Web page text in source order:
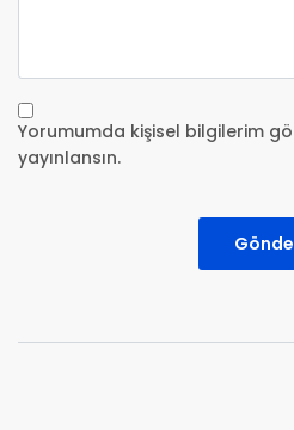
Yorumumda kişisel bilgilerim
yayınlansın.